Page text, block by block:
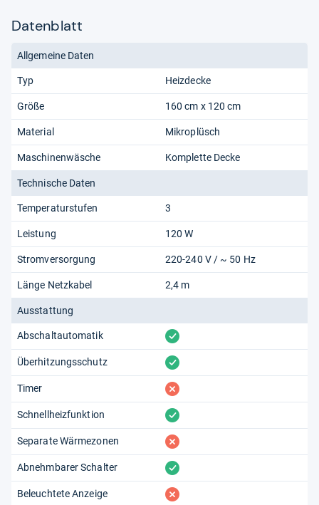
Datenblatt
Allgemeine Daten
Typ Heizdecke
Größe 160 cm x 120 cm
Material Mikroplüsch
Maschinenwäsche Komplette Decke
Technische Daten
Temperaturstufen 3
Leistung 120 W
Stromversorgung 220-240 V / ~ 50 Hz
Länge Netzkabel 2,4 m
Ausstattung
Abschaltautomatik vorhanden
Überhitzungsschutz vorhanden
Timer fehlt
Schnellheizfunktion vorhanden
Separate Wärmezonen fehlt
Abnehmbarer Schalter vorhanden
Beleuchtete Anzeige fehlt